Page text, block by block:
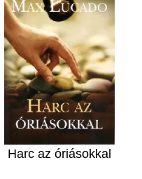
Harc az óriásokkal